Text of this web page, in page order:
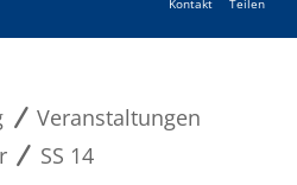
Kontakt Teilen
Veranstaltungen
SS 14